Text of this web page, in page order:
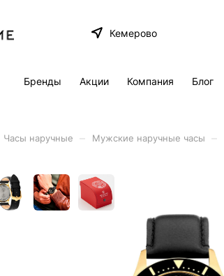
Кемерово
Бренды Акции Компания Блог
Часы наручные Мужские наручные часы